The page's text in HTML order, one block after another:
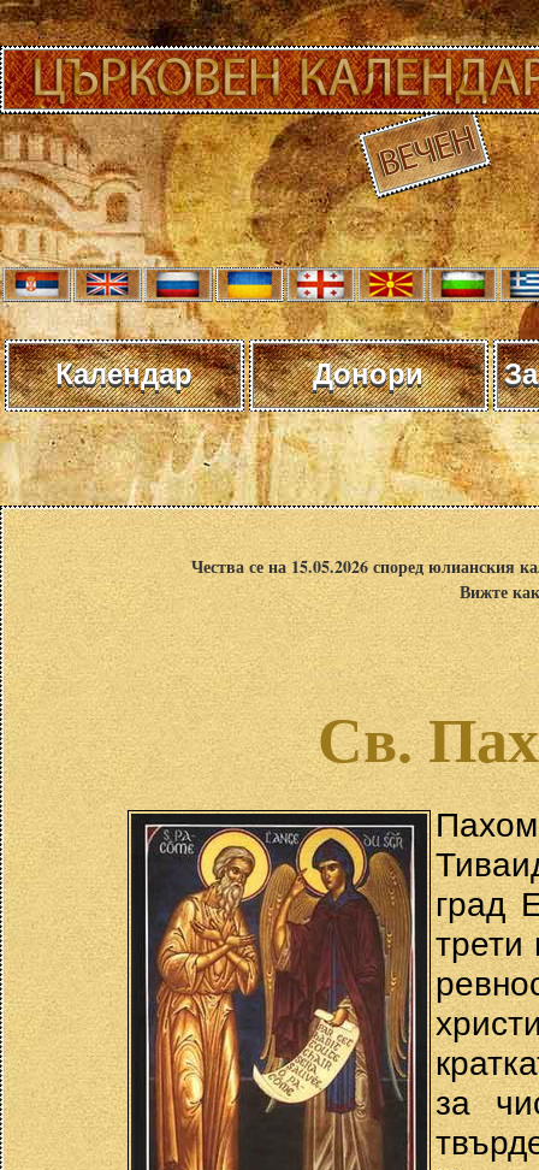
Календар Донори
Чества се на 15.05.2026 според юлианския
Вижте
Св.
град
трети
за